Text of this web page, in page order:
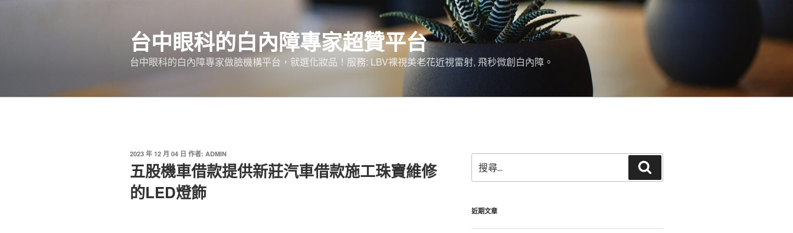
台中眼科的白內障專家超贊平台
台中眼科的白內障專家做臉機構平台，就選化妝品！服務: LBV裸視美老花近視雷射, 飛秒微創白內障。
發
佈
於
2023 年 12 月 04 日 作者: ADMIN
五股機車借款提供新莊汽車借款施工珠寶維修
的LED燈飾
尋
關
字:
尋
近期文章